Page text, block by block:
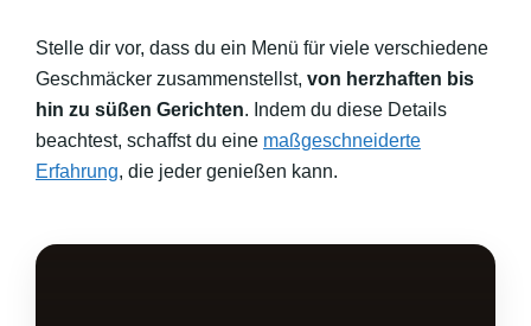
Stelle dir vor, dass du ein Menü für viele verschiedene
Geschmäcker zusammenstellst, von herzhaften bis
hin zu süßen Gerichten. Indem du diese Details
beachtest, schaffst du eine maßgeschneiderte
Erfahrung, die jeder genießen kann.